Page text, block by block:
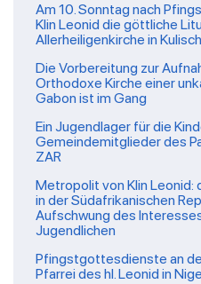
Am 10. Sonntag nach
Klin Leonid die göttliche
Allerheiligenkirche in
Die Vorbereitung zur
Orthodoxe Kirche einer
Gabon ist im Gang
Ein Jugendlager für die
Gemeindemitglieder des
ZAR
Metropolit von Klin Leonid:
in der Südafrikanischen
Aufschwung des
Jugendlichen
Pfingstgottesdienste an
Pfarrei des hl. Leonid in